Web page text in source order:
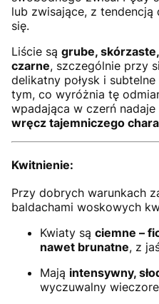
lub zwisające, z tendencją
się.
Liście są grube,
czarne, szczególnie przy
delikatny połysk i
tym, co wyróżnia tę
wpadająca w czerń nadaje
wręcz tajemniczego
Kwitnienie:
Przy dobrych warunkach
baldachami woskowych
Kwiaty są ciemne –
nawet brunatne, z
Mają intensywny,
wyczuwalny